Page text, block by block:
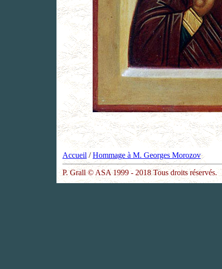
Accueil / Hommage à M. Georges Morozov
P. Grall © ASA 1999 - 2018 Tous droits réservés.